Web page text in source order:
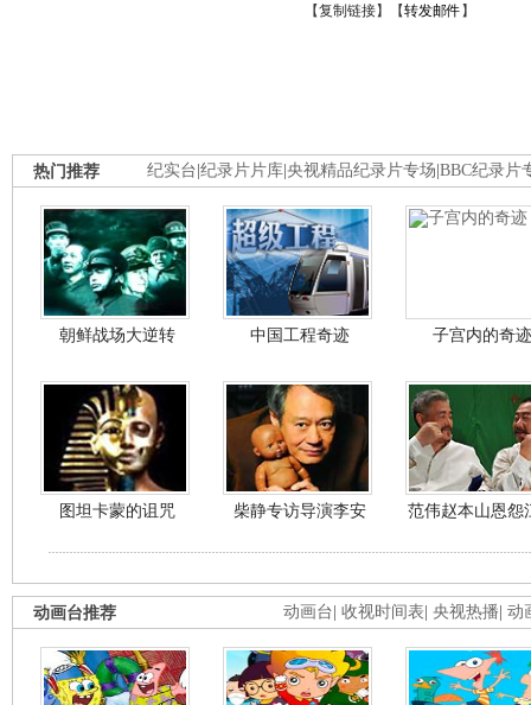
【复制链接】【转发邮件 】
纪实台 纪录片片库 央视精品纪录片专场 BBC纪录片
热门推荐
朝鲜战场大逆转 中国工程奇迹 子宫内的奇迹
图坦卡蒙的诅咒 柴静专访导演李安 范伟赵本山恩怨
动画台 收视时间表 央视热播 动
动画台推荐